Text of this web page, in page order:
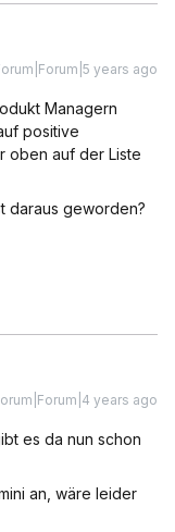
years ago
Managern
positive
oben auf der Liste
daraus geworden?
years ago
es da nun schon
an, wäre leider